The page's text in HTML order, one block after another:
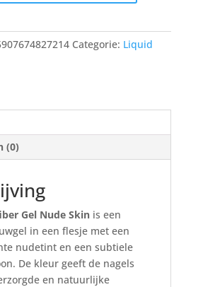
Categorie: Liquid
(0)
Gel Nude Skinis een
in een flesje met een
nudetint en een subtiele
De kleur geeft de nagels
en natuurlijke